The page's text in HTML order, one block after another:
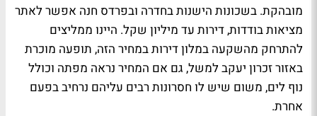
מובהקת. בשכונות הישנות בחדרה ובפרדס חנה אפשר לאתר
מציאות בודדות, דירות עד מיליון שקל. היינו ממליצים
להתרחק מהשקעה במלון דירות במחיר הזה, תופעה מוכרת
באזור זכרון יעקב למשל, גם אם המחיר נראה מפתה וכולל
נוף לים, משום שיש לו חסרונות רבים עליהם נרחיב בפעם
אחרת.